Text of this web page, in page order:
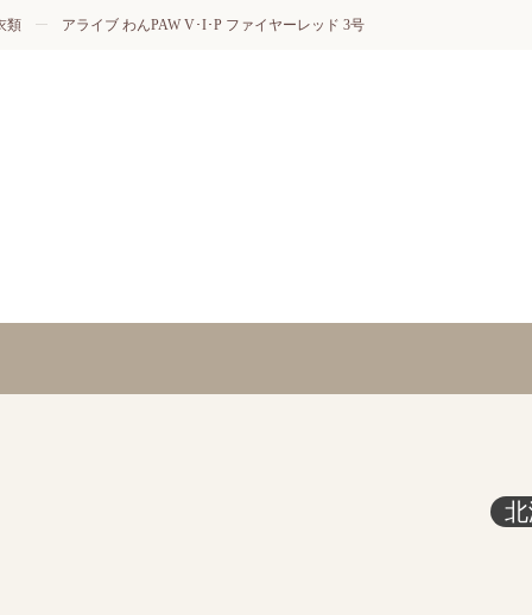
類 アライブ わんPAW V･I･P ファイヤーレッド 3号